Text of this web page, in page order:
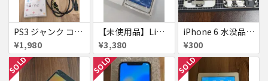
PS3 ジャンク コントローラー付き
¥1,980
【未使用品】Libero S10 Softbank
¥3,380
iPhone 6 水没品 ネジなど部品取り用
¥300
SOLD SOLD SOLD